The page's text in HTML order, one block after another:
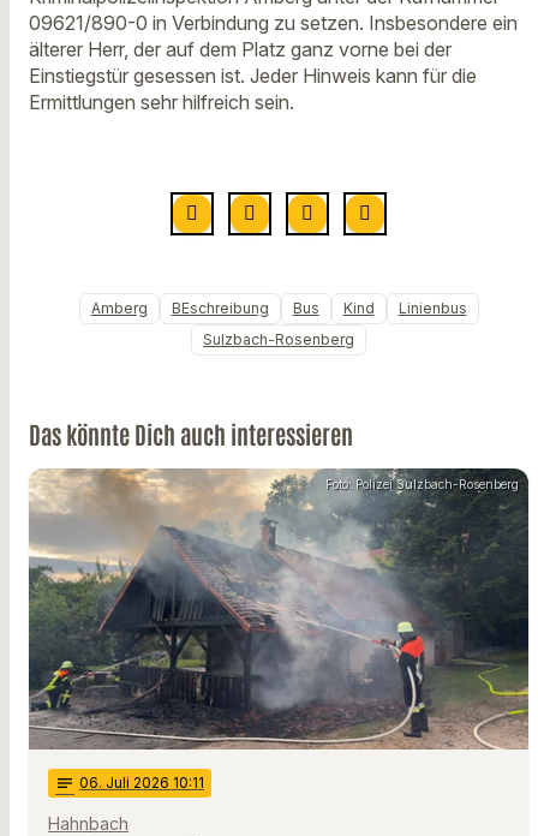
09621/890-0 in Verbindung zu setzen. Insbesondere ein
älterer Herr, der auf dem Platz ganz vorne bei der
Einstiegstür gesessen ist. Jeder Hinweis kann für die
Ermittlungen sehr hilfreich sein.
Amberg BEschreibung Bus Kind
Linienbus
Sulzbach-Rosenberg
Das könnte Dich auch interessieren
Foto: Polizei Sulzbach-Rosenberg
notes 06. Juli 2026 10:11
Hahnbach